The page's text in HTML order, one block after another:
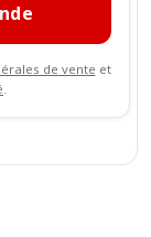
de vente et
.